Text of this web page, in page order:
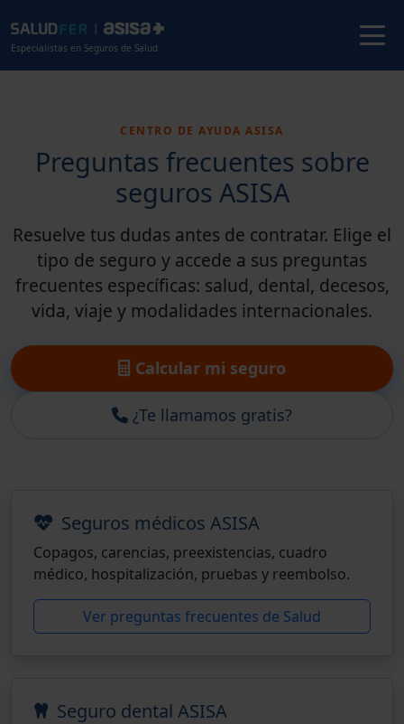
Especialistas en Seguros de Salud
CENTRO DE AYUDA ASISA
Preguntas frecuentes sobre
seguros ASISA
Resuelve tus dudas antes de contratar. Elige el
tipo de seguro y accede a sus preguntas
frecuentes específicas: salud, dental, decesos,
vida, viaje y modalidades internacionales.
Calcular mi seguro
¿Te llamamos gratis?
Seguros médicos ASISA
Copagos, carencias, preexistencias, cuadro
médico, hospitalización, pruebas y reembolso.
Ver preguntas frecuentes de Salud
Seguro dental ASISA